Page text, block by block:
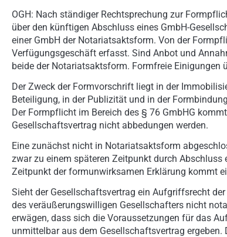
OGH: Nach ständiger Rechtsprechung zur
über den künftigen Abschluss eines GmbH-
einer GmbH der Notariatsaktsform. Von der
Verfügungsgeschäft erfasst. Sind Anbot und
beide der Notariatsaktsform. Formfreie
Der Zweck der Formvorschrift liegt in der
Beteiligung, in der Publizität und in der
Der Formpflicht im Bereich des § 76 GmbHG
Gesellschaftsvertrag nicht abbedungen werden.
Eine zunächst nicht in Notariatsaktsform
zwar zu einem späteren Zeitpunkt durch
Zeitpunkt der formunwirksamen Erklärung kommt
Sieht der Gesellschaftsvertrag ein Aufgriffsrecht
des veräußerungswilligen Gesellschafters nicht
erwägen, dass sich die Voraussetzungen für das
unmittelbar aus dem Gesellschaftsvertrag